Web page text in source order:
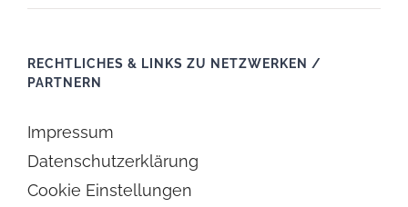
RECHTLICHES & LINKS ZU NETZWERKEN /
PARTNERN
Impressum
Datenschutzerklärung
Cookie Einstellungen